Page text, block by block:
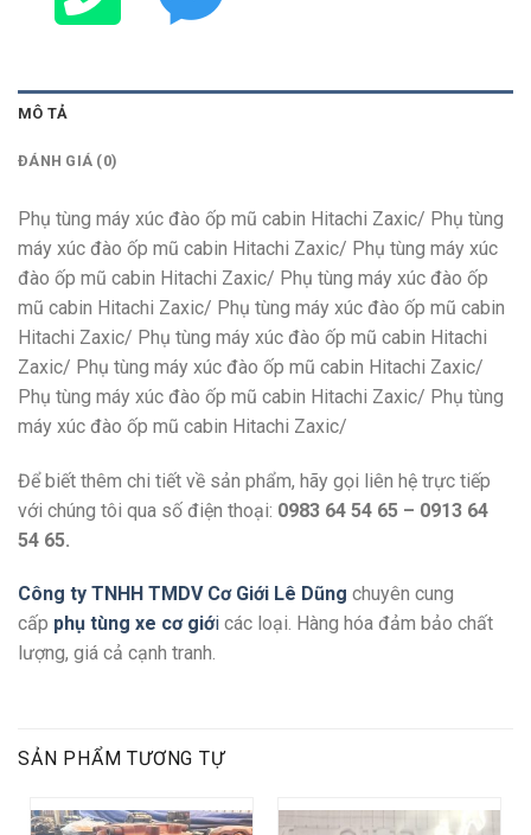
MÔ TẢ
ĐÁNH GIÁ (0)
Phụ tùng máy xúc đào ốp mũ cabin Hitachi Zaxic/ Phụ tùng
máy xúc đào ốp mũ cabin Hitachi Zaxic/ Phụ tùng máy xúc
đào ốp mũ cabin Hitachi Zaxic/ Phụ tùng máy xúc đào ốp
mũ cabin Hitachi Zaxic/ Phụ tùng máy xúc đào ốp mũ cabin
Hitachi Zaxic/ Phụ tùng máy xúc đào ốp mũ cabin Hitachi
Zaxic/ Phụ tùng máy xúc đào ốp mũ cabin Hitachi Zaxic/
Phụ tùng máy xúc đào ốp mũ cabin Hitachi Zaxic/ Phụ tùng
máy xúc đào ốp mũ cabin Hitachi Zaxic/
Để biết thêm chi tiết về sản phẩm, hãy gọi liên hệ trực tiếp
với chúng tôi qua số điện thoại: 0983 64 54 65 – 0913 64
54 65.
Công ty TNHH TMDV Cơ Giới Lê Dũng chuyên cung
cấp phụ tùng xe cơ giới các loại. Hàng hóa đảm bảo chất
lượng, giá cả cạnh tranh.
SẢN PHẨM TƯƠNG TỰ